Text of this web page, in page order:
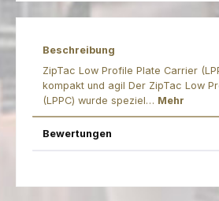
Beschreibung
ZipTac Low Profile Plate Carrier
kompakt und agil Der ZipTac Low
(LPPC) wurde speziel… Mehr
Bewertungen